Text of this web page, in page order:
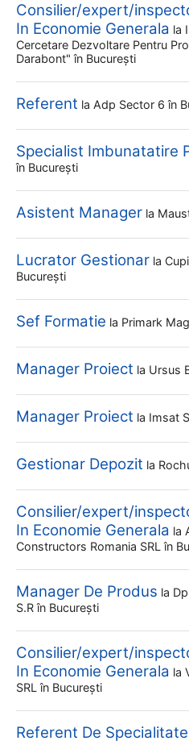
Consilier/expert/
In Economie Generala la
Cercetare Dezvoltare Pentru
Darabont" în București
Referent la Adp Sector 6 în
Specialist Imbunatatire
în București
Asistent Manager la
Lucrator Gestionar la
București
Sef Formatie la Primark
Manager Proiect la Ursus
Manager Proiect la Imsat
Gestionar Depozit la
Consilier/expert/
In Economie Generala la
Constructors Romania SRL în
Manager De Produs la
S.r în București
Consilier/expert/
In Economie Generala la
SRL în București
Referent De